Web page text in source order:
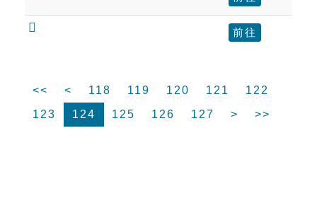
 前往
<< < 118 119 120 121
122
123
124 125 126 127 > >>